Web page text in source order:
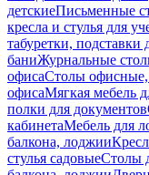
детскиеПисьменные
кресла и стулья для
табуретки, подставки
баниЖурнальные
офисаСтолы
офисаМягкая мебель
полки для документов
кабинетаМебель для
балкона, лоджии
стулья садовыеСтолы